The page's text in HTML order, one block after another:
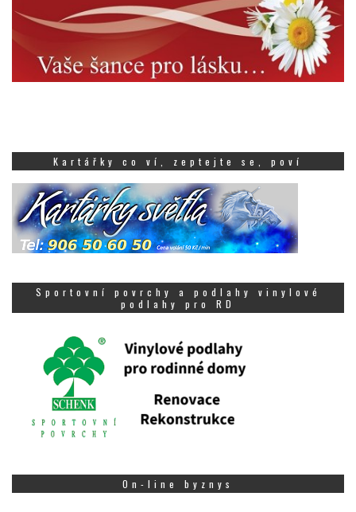
Kartářky co ví, zeptejte se, poví
Sportovní povrchy a podlahy vinylové
podlahy pro RD
On-line byznys